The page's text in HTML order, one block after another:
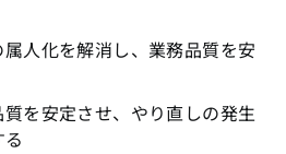
属人化を解消し、業務品質を安
質を安定させ、やり直しの発生